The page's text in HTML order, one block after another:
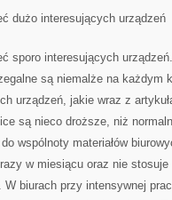
dużo interesujących urządzeń
sporo interesujących
są niemalże na każdym
urządzeń, jakie wraz z
są nieco droższe, niż
wspólnoty materiałów
w miesiącu oraz nie
biurach przy intensywnej